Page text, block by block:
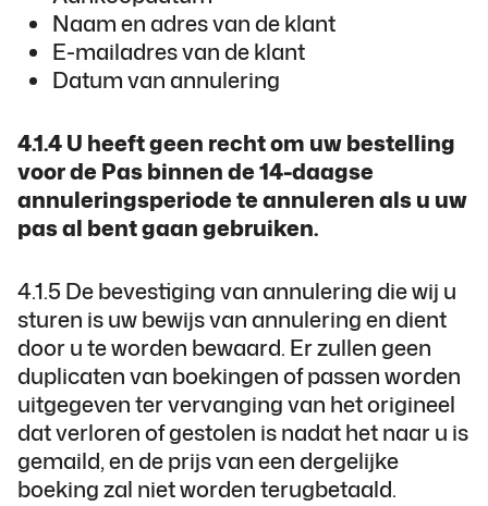
Naam en adres van de klant
E-mailadres van de klant
Datum van annulering
4.1.4 U heeft geen recht om uw bestelling
voor de Pas binnen de 14-daagse
annuleringsperiode te annuleren als u uw
pas al bent gaan gebruiken.
4.1.5 De bevestiging van annulering die wij u
sturen is uw bewijs van annulering en dient
door u te worden bewaard. Er zullen geen
duplicaten van boekingen of passen worden
uitgegeven ter vervanging van het origineel
dat verloren of gestolen is nadat het naar u is
gemaild, en de prijs van een dergelijke
boeking zal niet worden terugbetaald.